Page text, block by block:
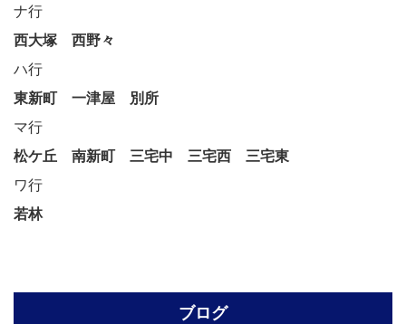
ナ行
西大塚
西野々
ハ行
東新町
一津屋
別所
マ行
松ケ丘
南新町 三宅中
三宅西 三宅東
ワ行
若林
ブログ